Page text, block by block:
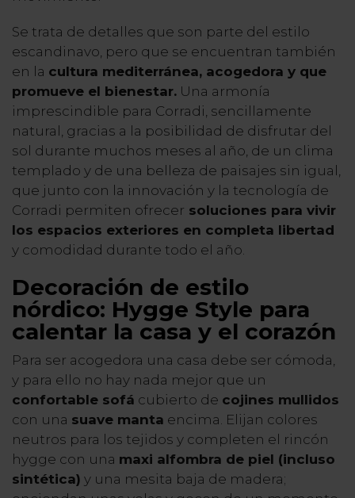
Se trata de detalles que son parte del estilo
escandinavo, pero que se encuentran también
en la cultura mediterránea, acogedora y que
promueve el bienestar. Una armonía
imprescindible para Corradi, sencillamente
natural, gracias a la posibilidad de disfrutar del
sol durante muchos meses al año, de un clima
templado y de una belleza de paisajes sin igual,
que junto con la innovación y la tecnología de
Corradi permiten ofrecer soluciones para vivir
los espacios exteriores en completa libertad
y comodidad durante todo el año.
Decoración de estilo
nórdico: Hygge Style para
calentar la casa y el corazón
Para ser acogedora una casa debe ser cómoda,
y para ello no hay nada mejor que un
confortable sofá cubierto de cojines mullidos
con una suave manta encima. Elijan colores
neutros para los tejidos y completen el rincón
hygge con una maxi alfombra de piel (incluso
sintética) y una mesita baja de madera;